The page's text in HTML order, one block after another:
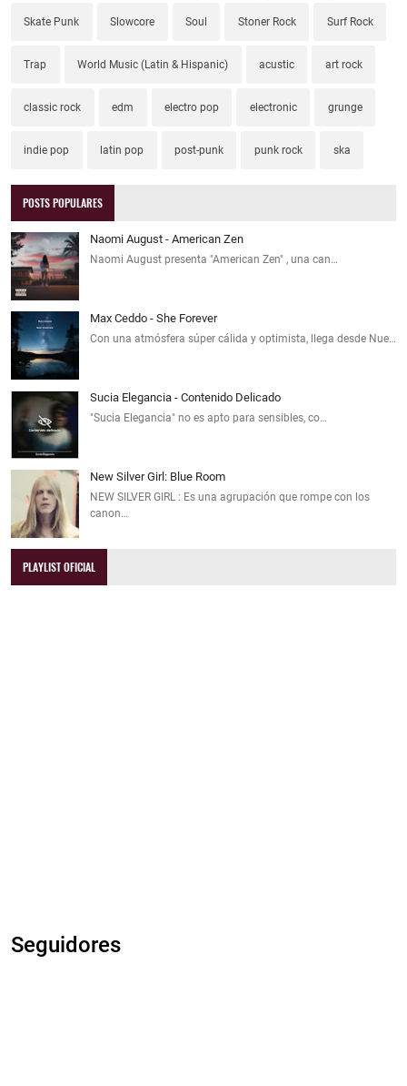
Skate Punk Slowcore Soul Stoner Rock Surf Rock
Trap World Music (Latin & Hispanic) acustic art rock
classic rock edm electro pop electronic grunge
indie pop latin pop post-punk punk rock ska
POSTS POPULARES
Naomi August - American Zen
Naomi August presenta "American Zen" , una can…
Max Ceddo - She Forever
Con una atmósfera súper cálida y optimista, llega desde Nue…
Sucia Elegancia - Contenido Delicado
"Sucia Elegancia" no es apto para sensibles, co…
New Silver Girl: Blue Room
NEW SILVER GIRL : Es una agrupación que rompe con los
canon…
PLAYLIST OFICIAL
Seguidores